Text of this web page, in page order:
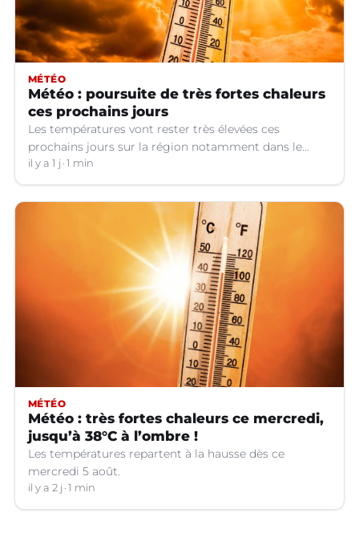
MÉTÉO
Météo : poursuite de très fortes chaleurs
ces prochains jours
Les températures vont rester très élevées ces
prochains jours sur la région notamment dans le
Languedoc.
il y a 1 j 1 min
MÉTÉO
Météo : très fortes chaleurs ce mercredi,
jusqu’à 38°C à l’ombre !
Les températures repartent à la hausse dès ce
mercredi 5 août.
il y a 2 j 1 min